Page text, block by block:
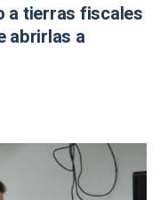
a tierras fiscales
abrirlas a